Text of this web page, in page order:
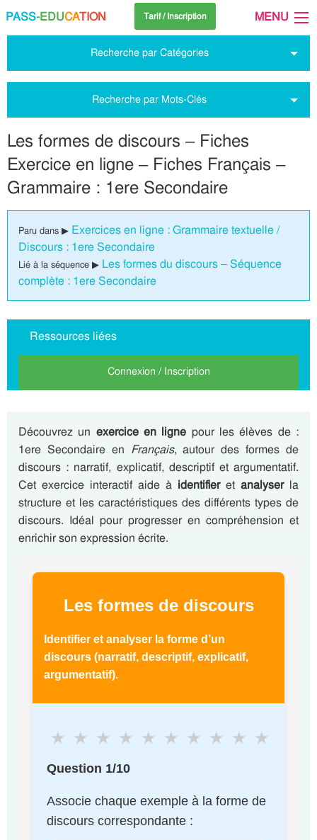
PASS-EDUCATION Tarif / Inscription MENU
Recherche par Catégories
Recherche par Mots-Clés
Les formes de discours – Fiches
Exercice en ligne – Fiches Français –
Grammaire : 1ere Secondaire
Paru dans ▶ Exercices en ligne : Grammaire textuelle /
Discours : 1ere Secondaire
Lié à la séquence ▶ Les formes du discours – Séquence
complète : 1ere Secondaire
Ressources liées
Connexion / Inscription
Découvrez un exercice en ligne pour les élèves de :
1ere Secondaire en Français, autour des formes de
discours : narratif, explicatif, descriptif et argumentatif.
Cet exercice interactif aide à identifieret analyserla
structure et les caractéristiques des différents types de
discours. Idéal pour progresser en compréhension et
enrichir son expression écrite.